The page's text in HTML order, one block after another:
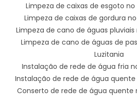
Limpeza de caixas de esgoto
Limpeza de caixas de gordura
Limpeza de cano de águas
Limpeza de cano de águas de
Luzitania
Instalação de rede de água fria
Instalação de rede de água
Conserto de rede de água quente